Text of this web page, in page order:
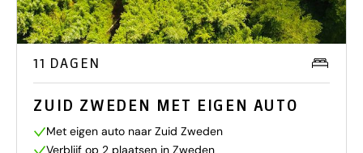
11 DAGEN
ZUID ZWEDEN MET EIGEN AUTO
Met eigen auto naar Zuid Zweden
Verblijf op 2 plaatsen in Zweden